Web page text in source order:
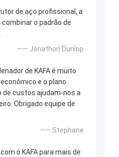
de aço profissional, a
o padrão de
—— Jonathon Dunlop
de KAFA é muito
e o plano
de custos ajudam-nos a
Obrigado equipe de
—— Stephane
o KAFA para mais de